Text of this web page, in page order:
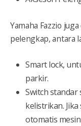
Yamaha Fazzio
pelengkap, antara
Smart lock,
parkir.
Switch standar
kelistrikan.
otomatis